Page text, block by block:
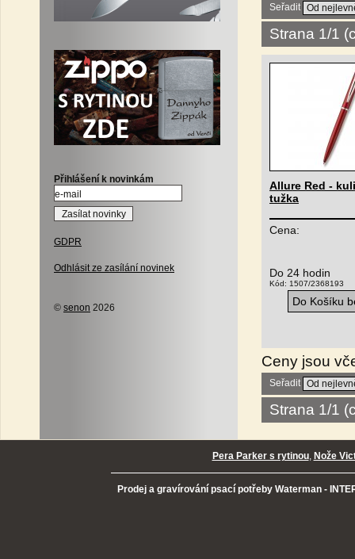
Přihlášení k novinkám
GDPR
Odhlásit ze zasílání novinek
© senon 2026
Seřadit
Strana 1/1
Allure Red -
tužka
Cena:
Do 24 hodin
Kód: 1507/2368193
Do Košíku
Ceny jsou
Seřadit
Strana 1/1
Pera Parker s rytinou, Nože
Prodej a gravírování psací potřeby Waterman -